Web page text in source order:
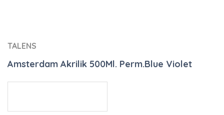
TALENS
Amsterdam Akrilik 500Ml. Perm.Blue Violet